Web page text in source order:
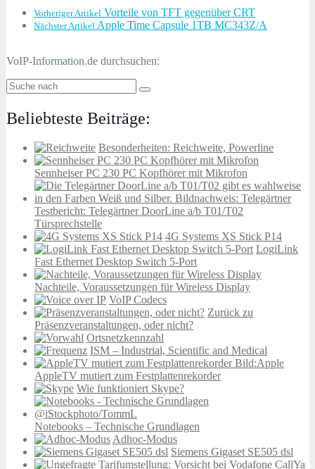
Vorheriger Artikel Vorteile von TFT gegenüber CRT
Nächster Artikel Apple Time Capsule 1TB MC343Z/A
VoIP-Information.de durchsuchen:
Beliebteste Beiträge:
Besonderheiten: Reichweite, Powerline
Sennheiser PC 230 PC Kopfhörer mit Mikrofon
Testbericht: Telegärtner DoorLine a/b T01/T02
Türsprechstelle
4G Systems XS Stick P14
LogiLink
Fast Ethernet Desktop Switch 5-Port
Nachteile, Voraussetzungen für Wireless Display
VoIP Codecs
Zurück zu
Präsenzveranstaltungen, oder nicht?
Ortsnetzkennzahl
ISM – Industrial, Scientific and Medical
AppleTV mutiert zum Festplattenrekorder
Wie funktioniert Skype?
Notebooks – Technische Grundlagen
Adhoc-Modus
Siemens Gigaset SE505 dsl